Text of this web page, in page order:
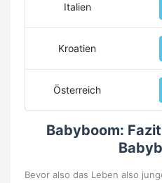
Italien
Kroatien
Österreich
Babyboom:
Bevor also das Leben also